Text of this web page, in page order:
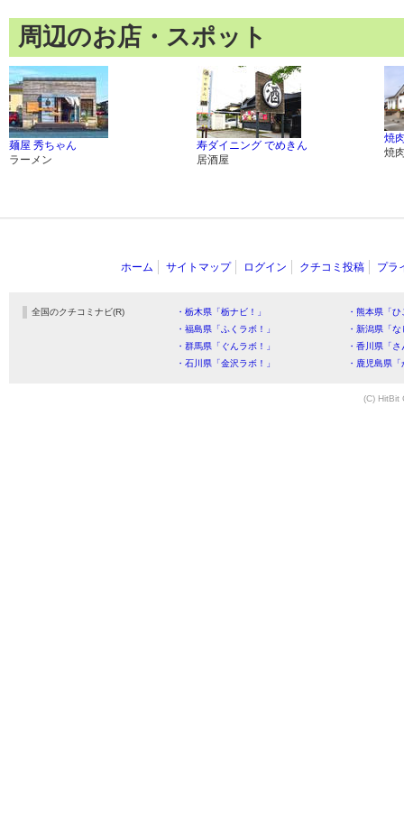
周辺のお店・スポット
麺屋 秀ちゃん
ラーメン
寿ダイニング でめきん
居酒屋
焼
焼
ホーム サイトマップ ログイン クチコミ投稿 プラ
全国のクチコミナビ(R) ・栃木県「栃ナビ！」
・熊本県「
・福島県「ふくラボ！」
・新潟県「
・群馬県「ぐんラボ！」
・香川県「
・石川県「金沢ラボ！」
・鹿児島県
(C) HitBit